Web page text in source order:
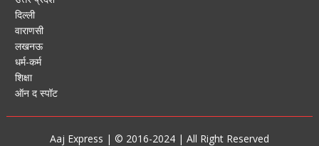
दिल्ली
वाराणसी
लखनऊ
धर्म-कर्म
शिक्षा
ऑन द स्पॉट
Aaj Express | © 2016-2024 | All Right Reserved